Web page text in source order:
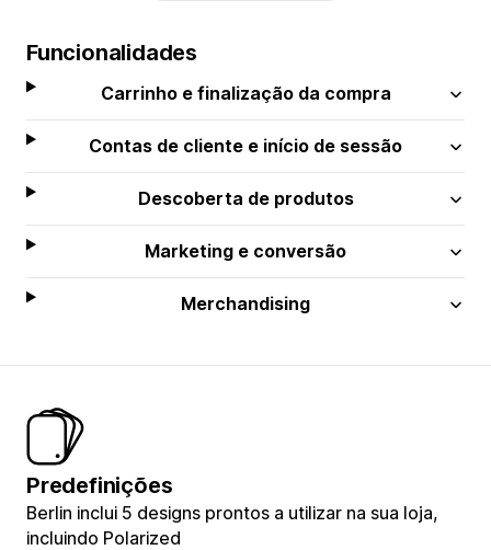
Funcionalidades
Carrinho e finalização da compra
Contas de cliente e início de sessão
Descoberta de produtos
Marketing e conversão
Merchandising
Predefinições
Berlin inclui 5 designs prontos a utilizar na sua loja,
incluindo Polarized